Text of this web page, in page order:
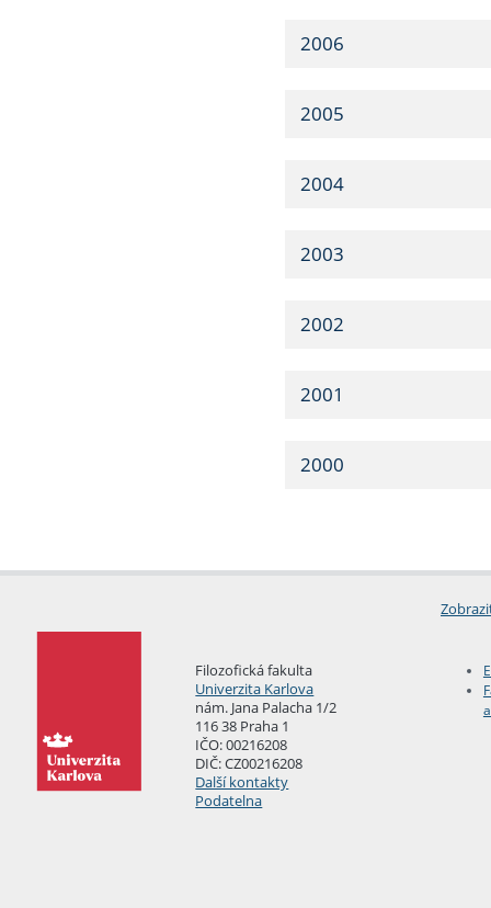
2006
2005
2004
2003
2002
2001
2000
Filozofická fakulta
Univerzita Karlova
nám. Jana Palacha 1/2
116 38 Praha 1
IČO: 00216208
DIČ: CZ00216208
Další kontakty
Podatelna